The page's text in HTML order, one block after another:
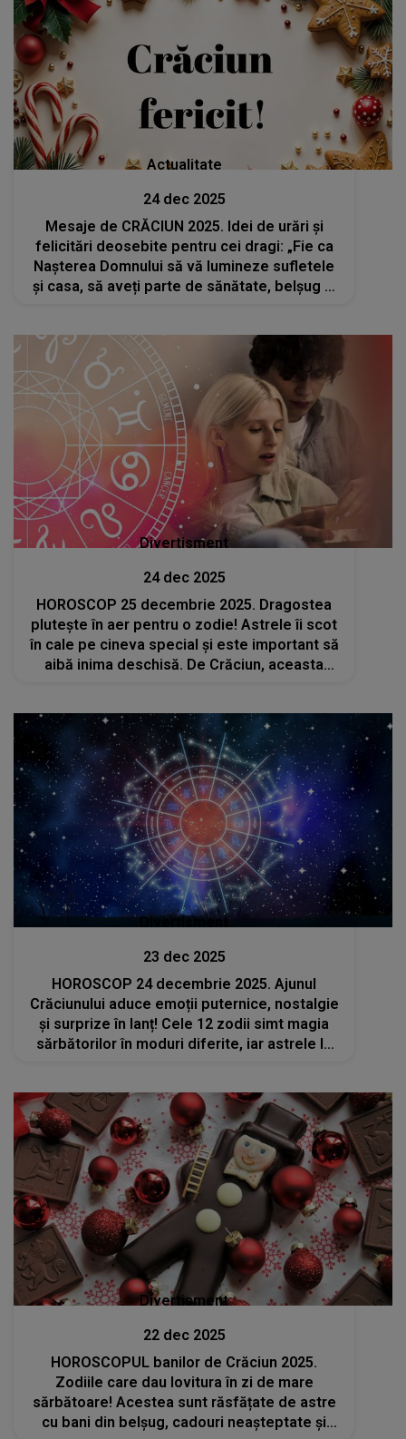
Actualitate
24 dec 2025
Mesaje de CRĂCIUN 2025. Idei de urări și
felicitări deosebite pentru cei dragi: „Fie ca
Nașterea Domnului să vă lumineze sufletele
și casa, să aveți parte de sănătate, belșug și
Divertisment
24 dec 2025
HOROSCOP 25 decembrie 2025. Dragostea
plutește în aer pentru o zodie! Astrele îi scot
în cale pe cineva special și este important să
aibă inima deschisă. De Crăciun, aceasta
Divertisment
23 dec 2025
HOROSCOP 24 decembrie 2025. Ajunul
Crăciunului aduce emoții puternice, nostalgie
și surprize în lanț! Cele 12 zodii simt magia
sărbătorilor în moduri diferite, iar astrele le
Divertisment
22 dec 2025
HOROSCOPUL banilor de Crăciun 2025.
Zodiile care dau lovitura în zi de mare
sărbătoare! Acestea sunt răsfățate de astre
cu bani din belșug, cadouri neașteptate și